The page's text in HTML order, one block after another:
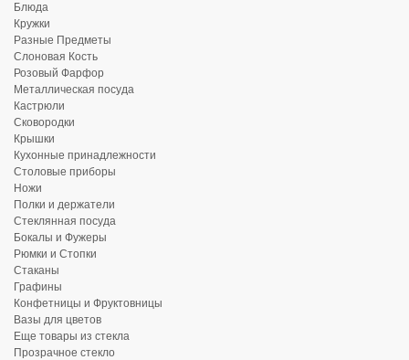
Блюда
Кружки
Разные Предметы
Слоновая Кость
Розовый Фарфор
Металлическая посуда
Кастрюли
Сковородки
Крышки
Кухонные принадлежности
Столовые приборы
Ножи
Полки и держатели
Стеклянная посуда
Бокалы и Фужеры
Рюмки и Стопки
Стаканы
Графины
Конфетницы и Фруктовницы
Вазы для цветов
Еще товары из стекла
Прозрачное стекло